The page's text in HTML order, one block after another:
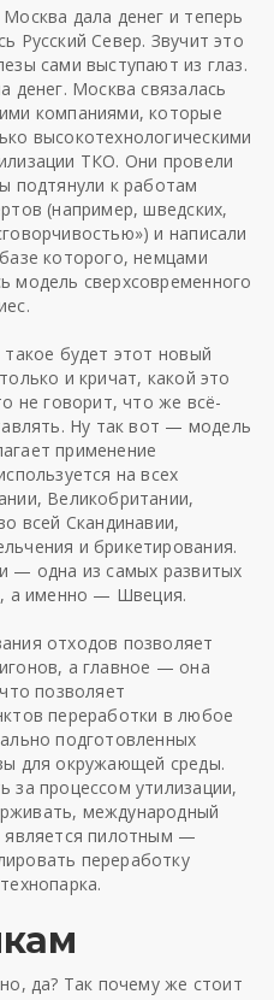
дала денег и теперь
Русский Север. Звучит это
сами выступают из глаз.
денег. Москва связалась
компаниями, которые
высокотехнологическими
ТКО. Они провели
подтянули к работам
(например, шведских,
и написали
которого, немцами
модель сверхсовременного
будет этот новый
и кричат, какой это
не говорит, что же всё-
Ну так вот — модель
применение
на всех
Великобритании,
всей Скандинавии,
и брикетирования.
— одна из самых развитых
а именно — Швеция.
отходов позволяет
а главное — она
позволяет
переработки в любое
подготовленных
для окружающей среды.
за процессом утилизации,
международный
является пилотным —
переработку
да? Так почему же стоит